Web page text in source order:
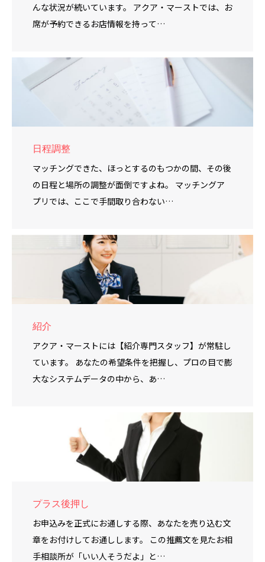
んな状況が続いています。 アクア・マーストでは、お
席が予約できるお店情報を持って…
日程調整
マッチングできた、ほっとするのもつかの間、その後
の日程と場所の調整が面倒ですよね。 マッチングア
プリでは、ここで手間取り合わない…
紹介
アクア・マーストには【紹介専門スタッフ】が常駐し
ています。 あなたの希望条件を把握し、プロの目で膨
大なシステムデータの中から、あ…
プラス後押し
お申込みを正式にお通しする際、あなたを売り込む文
章をお付けしてお通しします。 この推薦文を見たお相
手相談所が「いい人そうだよ」と…